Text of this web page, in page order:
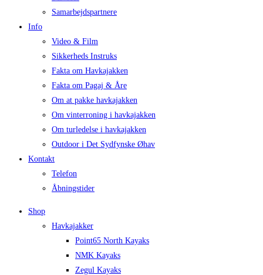
Samarbejdspartnere
Info
Video & Film
Sikkerheds Instruks
Fakta om Havkajakken
Fakta om Pagaj & Åre
Om at pakke havkajakken
Om vinterroning i havkajakken
Om turledelse i havkajakken
Outdoor i Det Sydfynske Øhav
Kontakt
Telefon
Åbningstider
Shop
Havkajakker
Point65 North Kayaks
NMK Kayaks
Zegul Kayaks